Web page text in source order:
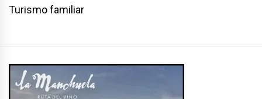
Turismo familiar